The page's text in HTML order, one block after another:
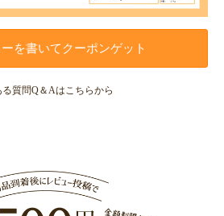
を書いてクーポンゲット
る質問Q＆Aはこちらから